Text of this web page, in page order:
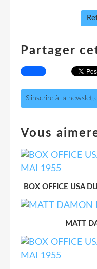
Partager
S'inscrire à la
Vous
BOX OFFICE USA
MATT